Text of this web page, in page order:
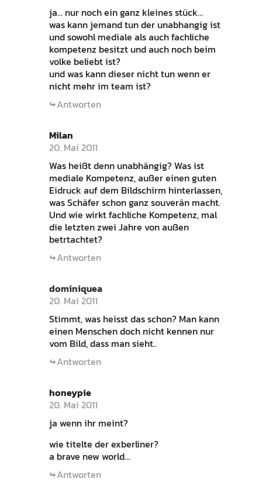
ja… nur noch ein ganz kleines stück…
was kann jemand tun der unabhangig ist
und sowohl mediale als auch fachliche
kompetenz besitzt und auch noch beim
volke beliebt ist?
und was kann dieser nicht tun wenn er
nicht mehr im team ist?
Antworten
Milan
20. Mai 2011
Was heißt denn unabhängig? Was ist
mediale Kompetenz, außer einen guten
Eidruck auf dem Bildschirm hinterlassen,
was Schäfer schon ganz souverän macht.
Und wie wirkt fachliche Kompetenz, mal
die letzten zwei Jahre von außen
betrtachtet?
Antworten
dominiquea
20. Mai 2011
Stimmt, was heisst das schon? Man kann
einen Menschen doch nicht kennen nur
vom Bild, dass man sieht..
Antworten
honeypie
20. Mai 2011
ja wenn ihr meint?
wie titelte der exberliner?
a brave new world…
Antworten